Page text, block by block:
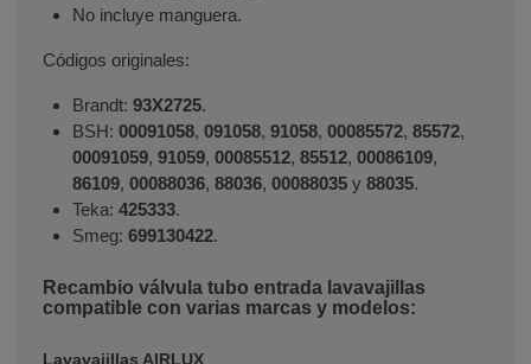
No incluye manguera.
Códigos originales:
Brandt: 93X2725.
BSH: 00091058, 091058, 91058, 00085572, 85572,
00091059, 91059, 00085512, 85512, 00086109,
86109, 00088036, 88036, 00088035 y 88035.
Teka: 425333.
Smeg: 699130422.
Recambio válvula tubo entrada lavavajillas
compatible con varias marcas y modelos:
Lavavajillas AIRLUX